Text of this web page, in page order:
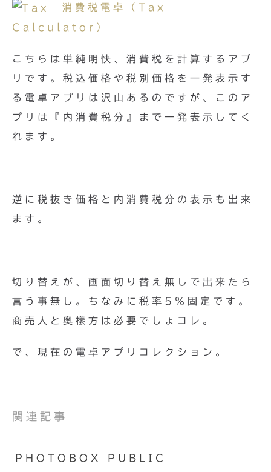
消費税電卓（Tax
Calculator）
こちらは単純明快、消費税を計算するアプ
リです。税込価格や税別価格を一発表示す
る電卓アプリは沢山あるのですが、このア
プリは『内消費税分』まで一発表示してく
れます。
逆に税抜き価格と内消費税分の表示も出来
ます。
切り替えが、画面切り替え無しで出来たら
言う事無し。ちなみに税率5％固定です。
商売人と奥樣方は必要でしょコレ。
で、現在の電卓アプリコレクション。
関連記事
PHOTOBOX PUBLIC